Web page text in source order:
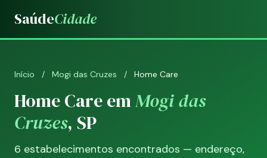
SaúdeCidade
Início / Mogi das Cruzes / Home Care
Home Care emMogi das
Cruzes, SP
6 estabelecimentos encontrados — endereço,